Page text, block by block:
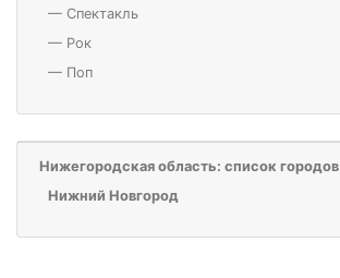
— Спектакль
— Рок
— Поп
Нижегородская область: список городов
Нижний Новгород